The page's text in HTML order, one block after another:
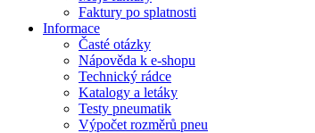
Faktury po splatnosti
Informace
Časté otázky
Nápověda k e-shopu
Technický rádce
Katalogy a letáky
Testy pneumatik
Výpočet rozměrů pneu